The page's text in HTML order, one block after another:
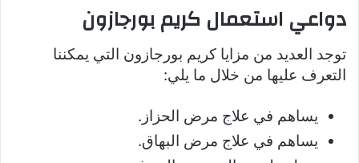
دواعي استعمال كريم بورجازون
توجد العديد من مزايا كريم بورجازون التي يمكننا
التعرف عليها من خلال ما يلي:
يساهم في علاج مرض الحزاز.
يساهم في علاج مرض البهاق.